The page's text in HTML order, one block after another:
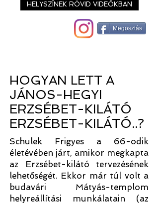
HELYSZÍNEK RÖVID VIDEÓKBAN
Megosztás
HOGYAN LETT A
JÁNOS-HEGYI
ERZSÉBET-KILÁTÓ
ERZSÉBET-KILÁTÓ..?
Schulek Frigyes a 66-odik
életévében járt, amikor megkapta
az Erzsébet-kilátó tervezésének
lehetőségét. Ekkor már túl volt a
budavári Mátyás-templom
helyreállítási munkálatain (az